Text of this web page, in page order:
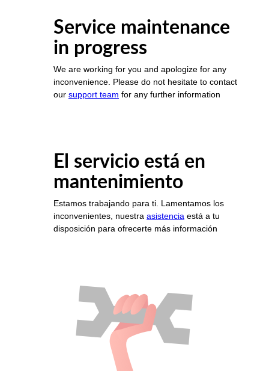
Service maintenance
in progress
We are working for you and apologize for any
inconvenience. Please do not hesitate to contact
our support team for any further information
El servicio está en
mantenimiento
Estamos trabajando para ti. Lamentamos los
inconvenientes, nuestra asistencia está a tu
disposición para ofrecerte más información